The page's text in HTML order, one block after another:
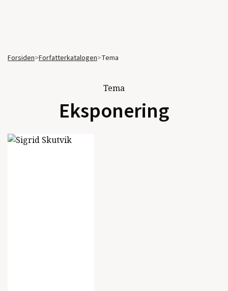
Forsiden>Forfatterkatalogen>Tema
Tema
Eksponering